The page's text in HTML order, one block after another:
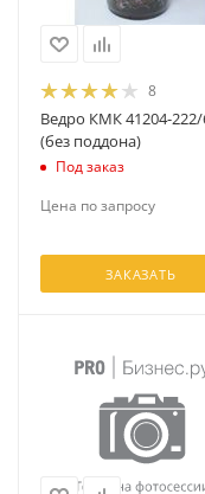
8
Ведро КМК 41204-
(без поддона)
Под заказ
Цена по запросу
ЗАКАЗАТЬ